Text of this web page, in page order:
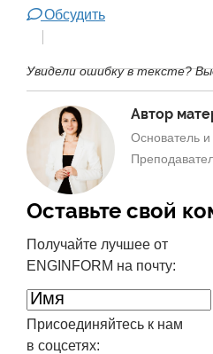
Обсудить
Увидели ошибку в тексте?
Автор
Основатель
Оставьте свой
Получайте лучшее от
ENGINFORM на почту:
Присоединяйтесь к нам
в соцсетях: